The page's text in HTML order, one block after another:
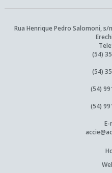
Rua Henrique Pedro Salomoni, s/
(54)
(54)
(54)
(54)
E-